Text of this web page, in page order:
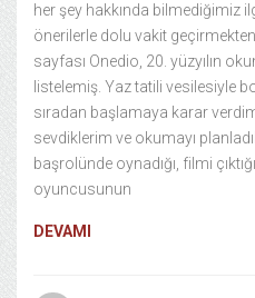
her şey hakkında bilmediğimiz
önerilerle dolu vakit
sayfası Onedio, 20. yüzyılın
listelemiş. Yaz tatili vesilesiyle
sıradan başlamaya karar
sevdiklerim ve okumayı
başrolünde oynadığı, filmi
oyuncusunun
DEVAMI